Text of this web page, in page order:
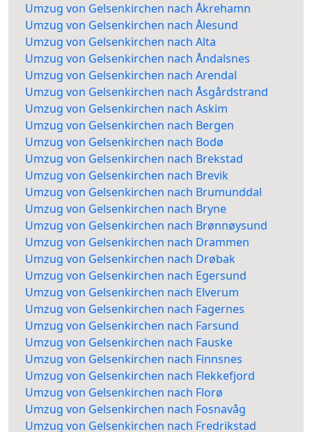
Umzug von Gelsenkirchen nach Åkrehamn
Umzug von Gelsenkirchen nach Ålesund
Umzug von Gelsenkirchen nach Alta
Umzug von Gelsenkirchen nach Åndalsnes
Umzug von Gelsenkirchen nach Arendal
Umzug von Gelsenkirchen nach Åsgårdstrand
Umzug von Gelsenkirchen nach Askim
Umzug von Gelsenkirchen nach Bergen
Umzug von Gelsenkirchen nach Bodø
Umzug von Gelsenkirchen nach Brekstad
Umzug von Gelsenkirchen nach Brevik
Umzug von Gelsenkirchen nach Brumunddal
Umzug von Gelsenkirchen nach Bryne
Umzug von Gelsenkirchen nach Brønnøysund
Umzug von Gelsenkirchen nach Drammen
Umzug von Gelsenkirchen nach Drøbak
Umzug von Gelsenkirchen nach Egersund
Umzug von Gelsenkirchen nach Elverum
Umzug von Gelsenkirchen nach Fagernes
Umzug von Gelsenkirchen nach Farsund
Umzug von Gelsenkirchen nach Fauske
Umzug von Gelsenkirchen nach Finnsnes
Umzug von Gelsenkirchen nach Flekkefjord
Umzug von Gelsenkirchen nach Florø
Umzug von Gelsenkirchen nach Fosnavåg
Umzug von Gelsenkirchen nach Fredrikstad